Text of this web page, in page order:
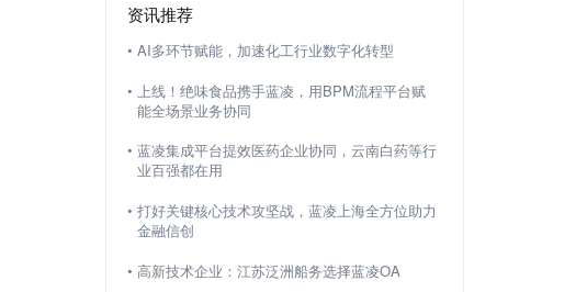
资讯推荐
• AI多环节赋能，加速化工行业数字化转型
• 上线！绝味食品携手蓝凌，用BPM流程平台赋
能全场景业务协同
• 蓝凌集成平台提效医药企业协同，云南白药等行
业百强都在用
• 打好关键核心技术攻坚战，蓝凌上海全方位助力
金融信创
• 高新技术企业：江苏泛洲船务选择蓝凌OA